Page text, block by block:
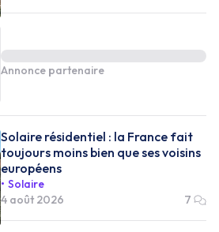
Annonce partenaire
Solaire résidentiel : la France fait
toujours moins bien que ses voisins
européens
Solaire
4 août 2026
7